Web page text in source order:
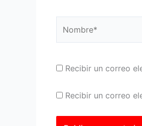
Recibir un correo
Recibir un correo